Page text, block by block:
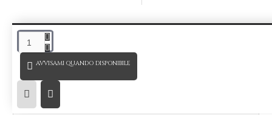
AVVISAMI QUANDO DISPONIBILE
DESCRIZIONE
Pinza in acciaio inox 18/10, placcata Nero.
Strumento per barman professionisti che curano il
loro stile nei minimi particolari.